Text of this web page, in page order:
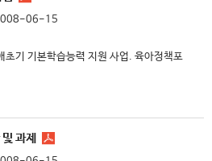
06-15
기본학습능력 지원 사업. 육아정책포
과제